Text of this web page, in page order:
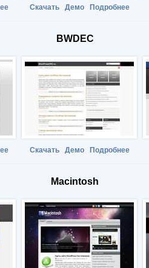
Скачать Демо Подробнее
BWDEC
Скачать Демо Подробнее
Macintosh